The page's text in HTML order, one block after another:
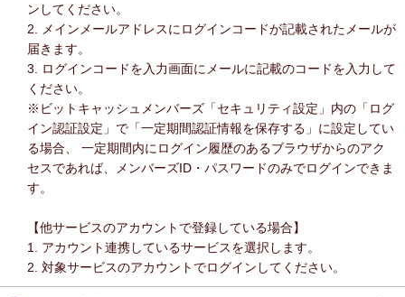
ンしてください。
2. メインメールアドレスにログインコードが記載されたメールが
届きます。
3. ログインコードを入力画面にメールに記載のコードを入力して
ください。
※ビットキャッシュメンバーズ「セキュリティ設定」内の「ログ
イン認証設定」で「一定期間認証情報を保存する」に設定してい
る場合、 一定期間内にログイン履歴のあるブラウザからのアク
セスであれば、メンバーズID・パスワードのみでログインできま
す。
【他サービスのアカウントで登録している場合】
1. アカウント連携しているサービスを選択します。
2. 対象サービスのアカウントでログインしてください。